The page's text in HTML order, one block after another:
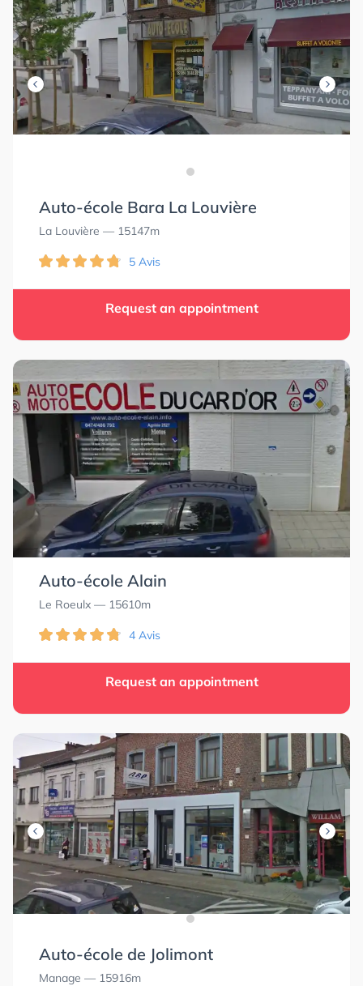
Auto-école Bara La Louvière
La Louvière — 15147m
5 Avis
Request an appointment
Auto-école Alain
Le Roeulx — 15610m
4 Avis
Request an appointment
Auto-école de Jolimont
Manage — 15916m